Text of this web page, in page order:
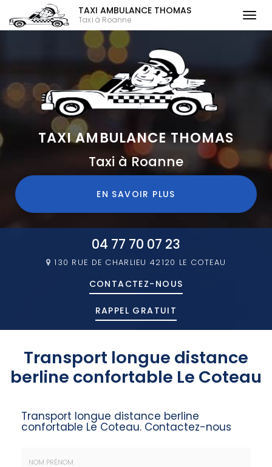
principal
TAXI AMBULANCE THOMAS
Taxi à Roanne
TAXI AMBULANCE THOMAS
Taxi à Roanne
EN SAVOIR PLUS
04 77 70 07 23
130 RUE DE CHARLIEU 42120 LE COTEAU
CONTACTEZ- NOUS
RAPPEL GRATUIT
Transport longue distance
berline confortable Le Coteau
Transport longue distance berline
confortable Le Coteau. Contactez-nous